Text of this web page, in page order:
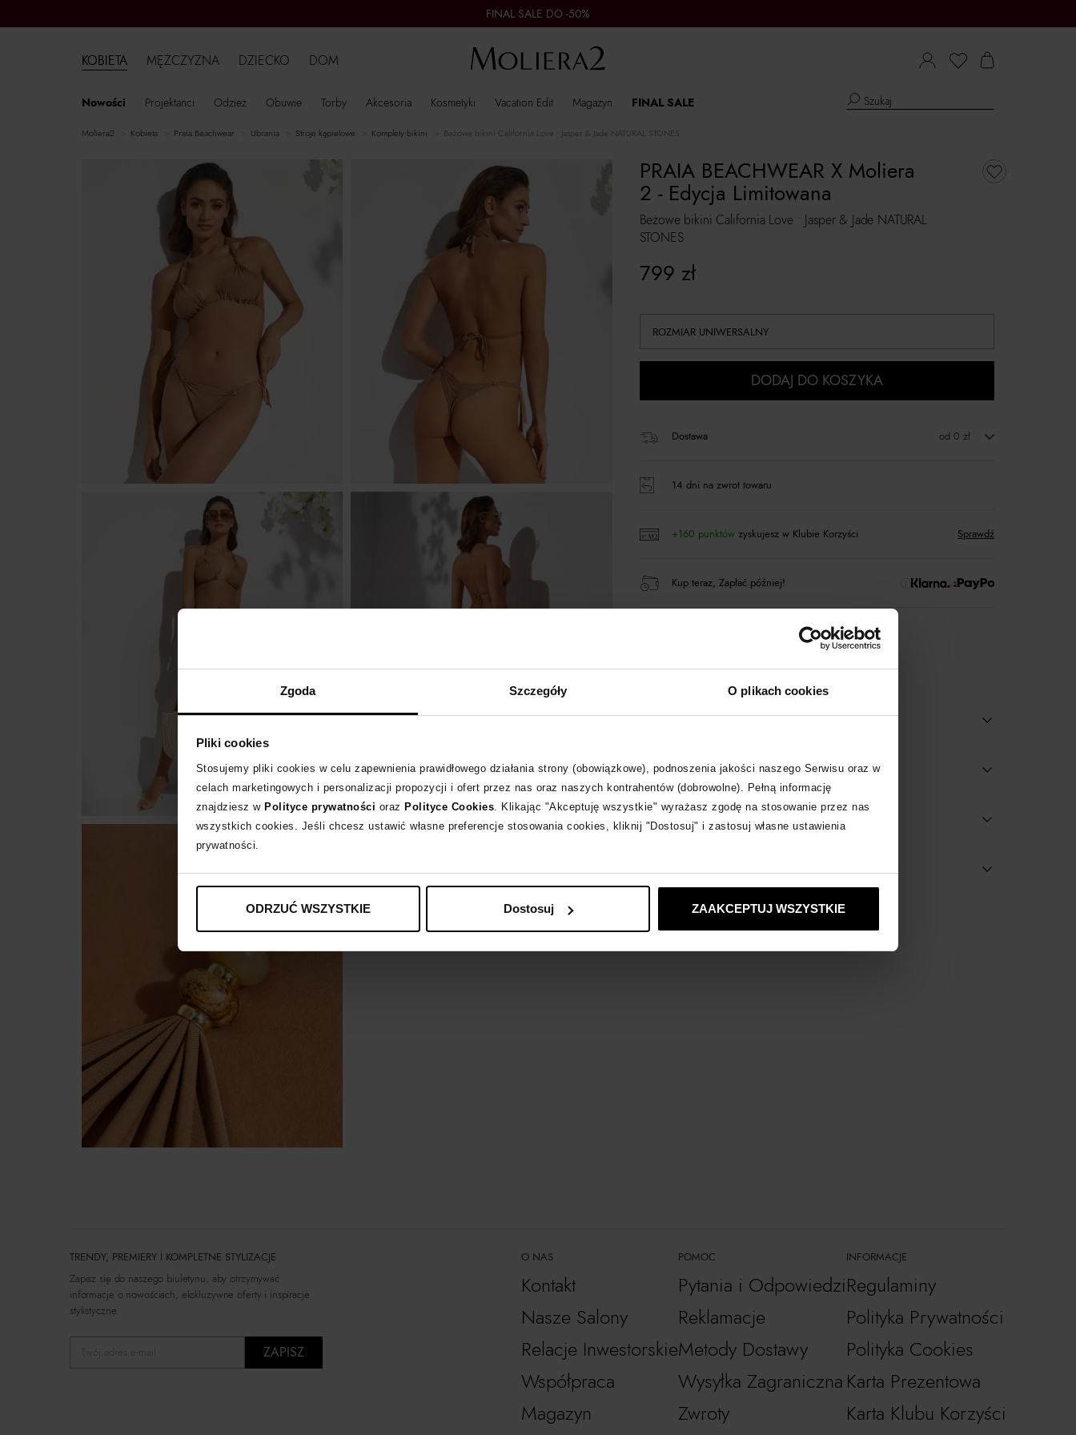
Zgoda Szczegóły O plikach cookies
Pliki cookies
Stosujemy pliki cookies w celu zapewnienia prawidłowego działania strony (obowiązkowe), podnoszenia jakości naszego Serwisu oraz w
celach marketingowych i personalizacji propozycji i ofert przez nas oraz naszych kontrahentów (dobrowolne). Pełną informację
znajdziesz w Polityce prywatności oraz Polityce Cookies . Klikając "Akceptuję wszystkie" wyrażasz zgodę na stosowanie przez nas
wszystkich cookies. Jeśli chcesz ustawić własne preferencje stosowania cookies, kliknij "Dostosuj" i zastosuj własne ustawienia
prywatności.
ODRZUĆ WSZYSTKIE Dostosuj ZAAKCEPTUJ WSZYSTKIE
FINAL SALE DO -50%
KOBIETA
Nowości Projektanci Odzież Obuwie Torby Akcesoria Kosmetyki Vacation Edit Magazyn FINAL SALE
MĘŻCZYZNA DZIECKO DOM
moliera2 kobieta Praia Beachwear ubrania stroje kąpielowe komplety bikini Beżowe bikini California Love • Jasper & Jade NATURAL STONES
Beżowe bikini California Love • Jasper & Jade NATURAL
STONES
PRAIA BEACHWEAR X Moliera
2 - Edycja Limitowana
799 zł
ROZMIAR UNIWERSALNY
DODAJ DO KOSZYKA
Dostawa od 0 zł
14 dni na zwrot towaru
+160 punktówzyskujesz w Klubie Korzyści Sprawdź
Kup teraz, Zapłać później!
Opis produktu
Materiał
Dostępność w salonach
PRAIA BEACHWEARzobacz inne produkty
TRENDY, PREMIERY I KOMPLETNE STYLIZACJE
Zapisz się do naszego biuletynu, aby otrzymywać
informacje o nowościach, ekskluzywne oferty i inspiracje
stylistyczne.
ZAPISZ
O NAS
Kontakt
Nasze Salony
Relacje Inwestorskie
Współpraca
Magazyn
POMOC
Pytania i Odpowiedzi
Reklamacje
Metody Dostawy
Wysyłka Zagraniczna
Zwroty
INFORMACJE
Regulaminy
Polityka Prywatności
Polityka Cookies
Karta Prezentowa
Karta Klubu Korzyści